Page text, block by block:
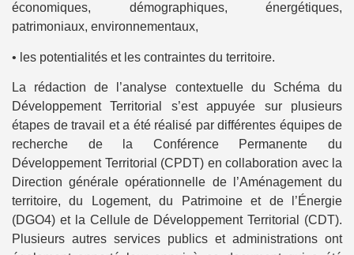
économiques, démographiques, énergétiques,
patrimoniaux, environnementaux,
• les potentialités et les contraintes du territoire.
La rédaction de l’analyse contextuelle du Schéma du
Développement Territorial s’est appuyée sur plusieurs
étapes de travail et a été réalisé par différentes équipes de
recherche de la Conférence Permanente du
Développement Territorial (CPDT) en collaboration avec la
Direction générale opérationnelle de l’Aménagement du
territoire, du Logement, du Patrimoine et de l’Énergie
(DGO4) et la Cellule de Développement Territorial (CDT).
Plusieurs autres services publics et administrations ont